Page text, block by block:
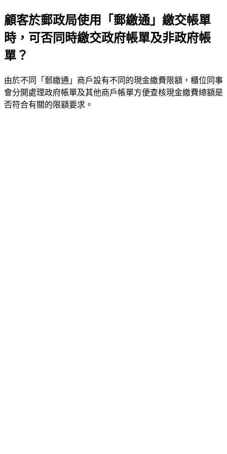
顧客於郵政局使用「郵繳通」繳交帳單
時，可否同時繳交政府帳單及非政府帳
單？
由於不同「郵繳通」商戶設有不同的現金繳費限額，櫃位同事
會分開處理政府帳單及其他商戶帳單方便查核現金繳費總額是
否符合有關的限額要求。